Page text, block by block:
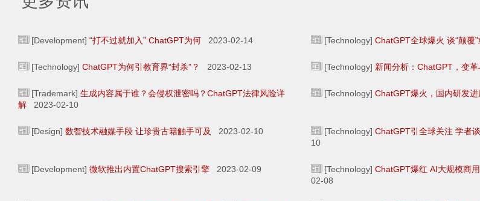
[Development] “打不过就加入” ChatGPT为何 2023-02-14 [Technology]ChatGPT全球爆火 谈“颠覆
[Technology] ChatGPT为何引教育界“封杀”？ 2023-02-13 [Technology] 新闻分析：ChatGPT，变
[Trademark] 生成内容属于谁？会侵权泄密吗？ChatGPT法律风险详
解 2023-02-10
[Technology]ChatGPT爆火，国内研发进
[Design] 数智技术融媒手段 让珍贵古籍触手可及 2023-02-10 [Technology]ChatGPT引全球关注 学者
10
[Development] 微软推出内置ChatGPT搜索引擎 2023-02-09 [Technology]ChatGPT爆红 AI大规模商
02-08